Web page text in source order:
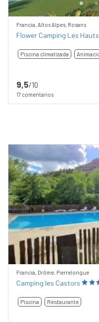
Francia, Altos Alpes, Rosans
Flower Camping Les
Piscina climatizada
9,5/10
17 comentarios
Previous
Francia, Drôme, Pierrelongue
Camping les Castors
Piscina Restaurante